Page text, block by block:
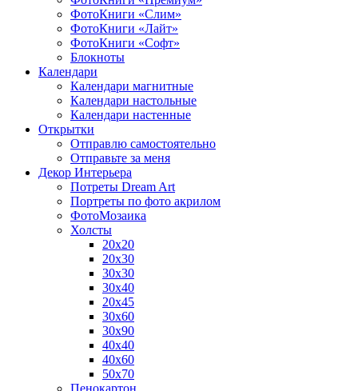
ФотоКниги «Слим»
ФотоКниги «Лайт»
ФотоКниги «Софт»
Блокноты
Календари
Календари магнитные
Календари настольные
Календари настенные
Открытки
Отправлю самостоятельно
Отправьте за меня
Декор Интерьера
Потреты Dream Art
Портреты по фото акрилом
ФотоМозаика
Холсты
20х20
20х30
30х30
30х40
20х45
30х60
30х90
40х40
40х60
50х70
Пенокартон